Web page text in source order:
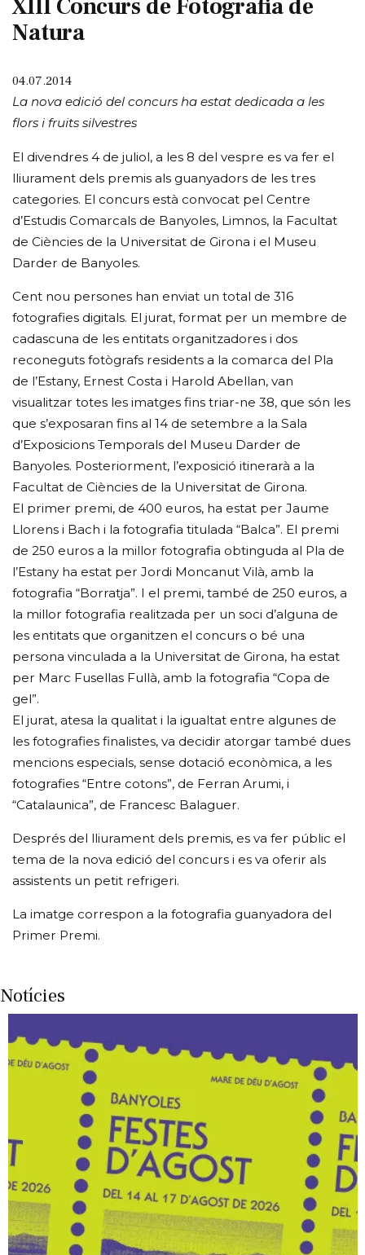
XIII Concurs de Fotografia de
Natura
04.07.2014
La nova edició del concurs ha estat dedicada a les
flors i fruits silvestres
El divendres 4 de juliol, a les 8 del vespre es va fer el
lliurament dels premis als guanyadors de les tres
categories. El concurs està convocat pel Centre
d’Estudis Comarcals de Banyoles, Limnos, la Facultat
de Ciències de la Universitat de Girona i el Museu
Darder de Banyoles.
Cent nou persones han enviat un total de 316
fotografies digitals. El jurat, format per un membre de
cadascuna de les entitats organitzadores i dos
reconeguts fotògrafs residents a la comarca del Pla
de l’Estany, Ernest Costa i Harold Abellan, van
visualitzar totes les imatges fins triar-ne 38, que són les
que s’exposaran fins al 14 de setembre a la Sala
d’Exposicions Temporals del Museu Darder de
Banyoles. Posteriorment, l’exposició itinerarà a la
Facultat de Ciències de la Universitat de Girona.
El primer premi, de 400 euros, ha estat per Jaume
Llorens i Bach i la fotografia titulada “Balca”. El premi
de 250 euros a la millor fotografia obtinguda al Pla de
l’Estany ha estat per Jordi Moncanut Vilà, amb la
fotografia “Borratja”. I el premi, també de 250 euros, a
la millor fotografia realitzada per un soci d’alguna de
les entitats que organitzen el concurs o bé una
persona vinculada a la Universitat de Girona, ha estat
per Marc Fusellas Fullà, amb la fotografia “Copa de
gel”.
El jurat, atesa la qualitat i la igualtat entre algunes de
les fotografies finalistes, va decidir atorgar també dues
mencions especials, sense dotació econòmica, a les
fotografies “Entre cotons”, de Ferran Arumi, i
“Catalaunica”, de Francesc Balaguer.
Després del lliurament dels premis, es va fer públic el
tema de la nova edició del concurs i es va oferir als
assistents un petit refrigeri.
La imatge correspon a la fotografia guanyadora del
Primer Premi.
Notícies